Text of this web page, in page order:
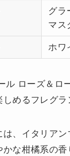
グラ
マス
ホワ
ル ローズ＆ロ
めるフレグラ
は、イタリア
かな柑橘系の香